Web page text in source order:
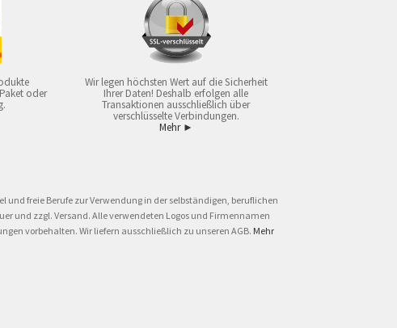
oder
Wir legen höchsten Wert auf die Sicherheit
Ihrer Daten! Deshalb erfolgen alle
Transaktionen ausschließlich über
verschlüsselte Verbindungen.
Mehr ►
und freie Berufe zur Verwendung in der selbständigen, beruflichen
und zzgl. Versand. Alle verwendeten Logos und Firmennamen
vorbehalten. Wir liefern ausschließlich zu unseren AGB. Mehr